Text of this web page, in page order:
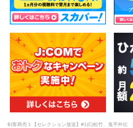
剣客商売１【セレクション放送】#1(C)松竹、鬼平外伝